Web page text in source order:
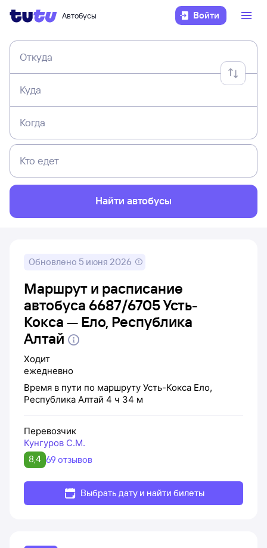
Автобусы Войти
Откуда
Куда
Когда
Кто едет
Найти автобусы
Обновлено 5 июня 2026
Маршрут и расписание
автобуса 6687/6705 Усть-
Кокса — Ело, Республика
Алтай
Ходит
ежедневно
Время в пути по маршруту Усть-Кокса Ело,
Республика Алтай 4 ч 34 м
Перевозчик
Кунгуров С.М.
8,4 69 отзывов
Выбрать дату и найти билеты